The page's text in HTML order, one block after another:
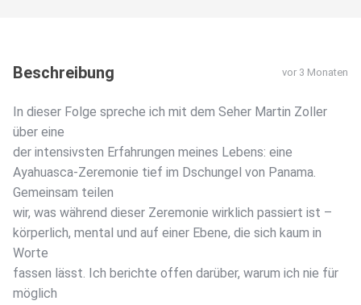
Beschreibung vor 3 Monaten
In dieser Folge spreche ich mit dem Seher Martin Zoller
über eine
der intensivsten Erfahrungen meines Lebens: eine
Ayahuasca-Zeremonie tief im Dschungel von Panama.
Gemeinsam teilen
wir, was während dieser Zeremonie wirklich passiert ist –
körperlich, mental und auf einer Ebene, die sich kaum in
Worte
fassen lässt. Ich berichte offen darüber, warum ich nie für
möglich